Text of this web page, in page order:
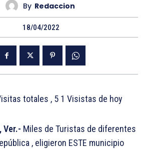
By Redaccion
18/04/2022
totales , 5 1 Visistas de hoy
Ver.- Miles de Turistas de diferentes
, eligieron ESTE municipio